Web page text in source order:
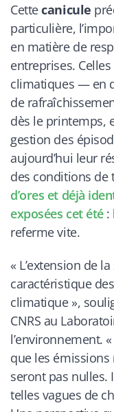
Cettecanicule
particulière,
en matière de
entreprises.
climatiques — en
de
dès le printemps,
gestion des
aujourd’hui leur
des conditions de
d’ores et déjà
exposées cet été:
referme vite.
« L’extension de
caractéristique
climatique »,
CNRS au
l’environnement.
que les émissions
seront pas nulles.
telles vagues de